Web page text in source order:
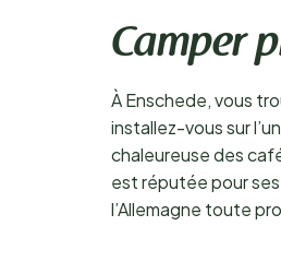
Camper
À Enschede, vous
installez-vous sur
chaleureuse des
est réputée pour
l’Allemagne toute